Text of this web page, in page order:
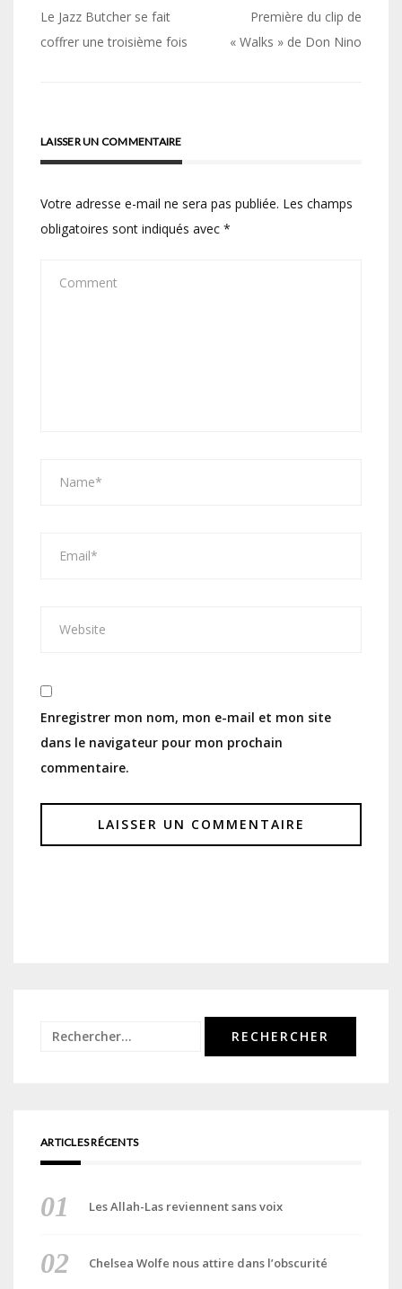
Navigation
de
Le Jazz Butcher se fait
coffrer une troisième fois
Première du clip de
« Walks » de Don Nino
LAISSER UN COMMENTAIRE
Votre adresse e-mail ne sera pas publiée. Les champs
obligatoires sont indiqués avec *
Enregistrer mon nom, mon e-mail et mon site
dans le navigateur pour mon prochain
commentaire.
Rechercher :
ARTICLES RÉCENTS
Les Allah-Las reviennent sans voix
Chelsea Wolfe nous attire dans l’obscurité